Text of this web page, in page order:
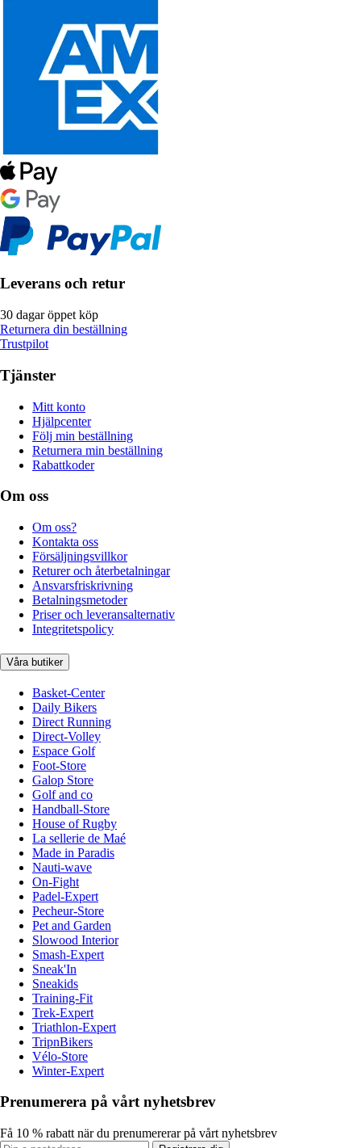
Leverans och retur
30 dagar öppet köp
Returnera din beställning
Trustpilot
Tjänster
Mitt konto
Hjälpcenter
Följ min beställning
Returnera min beställning
Rabattkoder
Om oss
Om oss?
Kontakta oss
Försäljningsvillkor
Returer och återbetalningar
Ansvarsfriskrivning
Betalningsmetoder
Priser och leveransalternativ
Integritetspolicy
Våra butiker
Basket-Center
Daily Bikers
Direct Running
Direct-Volley
Espace Golf
Foot-Store
Galop Store
Golf and co
Handball-Store
House of Rugby
La sellerie de Maé
Made in Paradis
Nauti-wave
On-Fight
Padel-Expert
Pecheur-Store
Pet and Garden
Slowood Interior
Smash-Expert
Sneak'In
Sneakids
Training-Fit
Trek-Expert
Triathlon-Expert
TripnBikers
Vélo-Store
Winter-Expert
Prenumerera på vårt nyhetsbrev
Få 10 % rabatt när du prenumererar på vårt nyhetsbrev